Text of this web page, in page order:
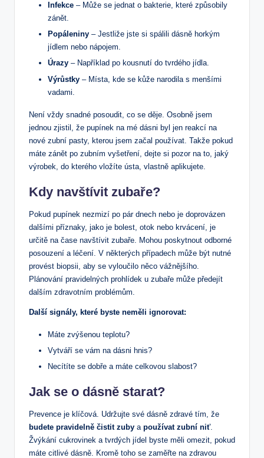
Infekce – Může se jednat o bakterie, které způsobily
zánět.
Popáleniny – Jestliže jste si spálili dásně horkým
jídlem nebo nápojem.
Úrazy – Například po kousnutí do tvrdého jídla.
Výrůstky – Místa, kde se kůže narodila s menšími
vadami.
Není vždy snadné posoudit, co se děje. Osobně jsem
jednou zjistil, že pupínek na mé dásni byl jen reakcí na
nové zubní pasty, kterou jsem začal používat. Takže pokud
máte zánět po zubním vyšetření, dejte si pozor na to, jaký
výrobek, do kterého vložíte ústa, vlastně aplikujete.
Kdy navštívit zubaře?
Pokud pupínek nezmizí po pár dnech nebo je doprovázen
dalšími příznaky, jako je bolest, otok nebo krvácení, je
určitě na čase navštívit zubaře. Mohou poskytnout odborné
posouzení a léčení. V některých případech může být nutné
provést biopsii, aby se vyloučilo něco vážnějšího.
Plánování pravidelných prohlídek u zubaře může předejít
dalším zdravotním problémům.
Další signály, které byste neměli ignorovat:
Máte zvýšenou teplotu?
Vytváří se vám na dásni hnis?
Necítíte se dobře a máte celkovou slabost?
Jak se o dásně starat?
Prevence je klíčová. Udržujte své dásně zdravé tím, že
budete pravidelně čistit zuby a používat zubní niť.
Žvýkání cukrovinek a tvrdých jídel byste měli omezit, pokud
máte citlivé dásně. Kromě toho se zaměřte na zdravou